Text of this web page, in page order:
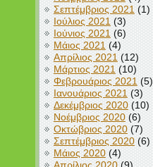
Σεπτέμβριος 2021 (1)
Ιούλιος 2021 (3)
Ιούνιος 2021 (6)
Μάιος 2021 (4)
Απρίλιος 2021 (12)
Μάρτιος 2021 (10)
Φεβρουάριος 2021 (5)
Ιανουάριος 2021 (3)
Δεκέμβριος 2020(10)
Νοέμβριος 2020(6)
Οκτώβριος 2020(7)
Σεπτέμβριος 2020(6)
Μάιος 2020(4)